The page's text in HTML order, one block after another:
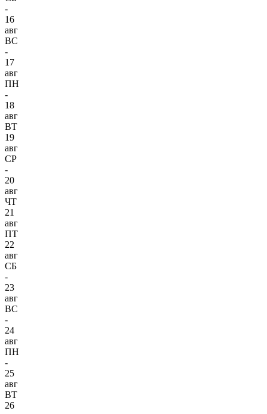
-
16
авг
ВС
-
17
авг
ПН
-
18
авг
ВТ
19
авг
СР
-
20
авг
ЧТ
21
авг
ПТ
22
авг
СБ
-
23
авг
ВС
-
24
авг
ПН
-
25
авг
ВТ
26